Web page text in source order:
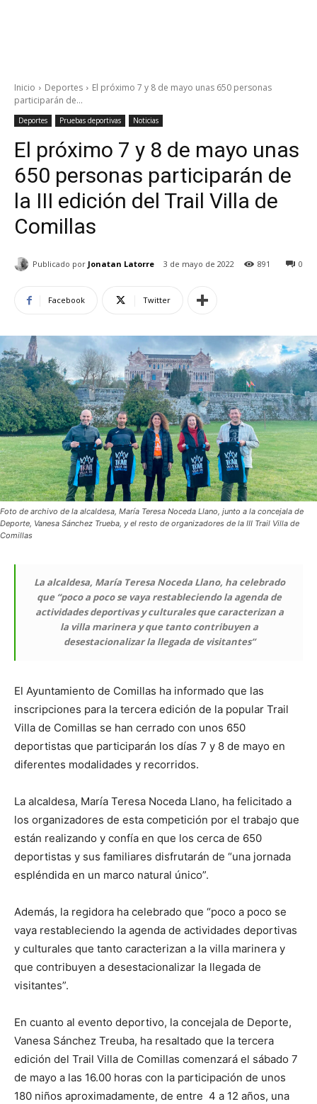
Inicio Deportes
El próximo 7 y 8 de mayo unas 650 personas
participarán de...
Deportes Pruebas deportivas Noticias
El próximo 7 y 8 de mayo unas
650 personas participarán de
la III edición del Trail Villa de
Comillas
Publicado por Jonatan Latorre 3 de mayo de 2022 0
891
Facebook Twitter
Foto de archivo de la alcaldesa, María Teresa Noceda Llano, junto a la concejala de
Deporte, Vanesa Sánchez Trueba, y el resto de organizadores de la III Trail Villa de
Comillas
La alcaldesa, María Teresa Noceda Llano, ha celebrado
que “poco a poco se vaya restableciendo la agenda de
actividades deportivas y culturales que caracterizan a
la villa marinera y que tanto contribuyen a
desestacionalizar la llegada de visitantes”
El Ayuntamiento de Comillas ha informado que las
inscripciones para la tercera edición de la popular Trail
Villa de Comillas se han cerrado con unos 650
deportistas que participarán los días 7 y 8 de mayo en
diferentes modalidades y recorridos.
La alcaldesa, María Teresa Noceda Llano, ha felicitado a
los organizadores de esta competición por el trabajo que
están realizando y confía en que los cerca de 650
deportistas y sus familiares disfrutarán de “una jornada
espléndida en un marco natural único”.
Además, la regidora ha celebrado que “poco a poco se
vaya restableciendo la agenda de actividades deportivas
y culturales que tanto caracterizan a la villa marinera y
que contribuyen a desestacionalizar la llegada de
visitantes”.
En cuanto al evento deportivo, la concejala de Deporte,
Vanesa Sánchez Treuba, ha resaltado que la tercera
edición del Trail Villa de Comillas comenzará el sábado 7
de mayo a las 16.00 horas con la participación de unos
180 niños aproximadamente, de entre 4 a 12 años, una